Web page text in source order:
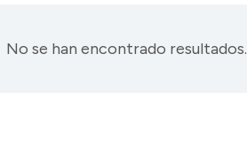
No se han encontrado resultados.